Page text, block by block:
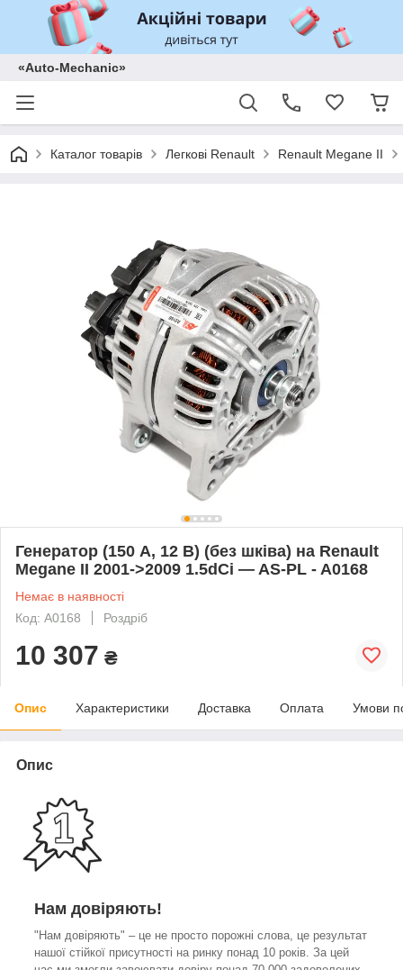
«Auto-Mechanic»
Каталог товарів Легкові Renault Renault Megane II
Генератор (150 A, 12 В) (без шківа) на Renault
Megane II 2001->2009 1.5dCi — AS-PL - A0168
Немає в наявності
Код: A0168
Роздріб
10 307 ₴
Опис Характеристики Доставка Оплата Умови
Опис
Нам довіряють!
"Нам довіряють" – це не просто порожні слова, це результат
нашої стійкої присутності на ринку понад 10 років. За цей